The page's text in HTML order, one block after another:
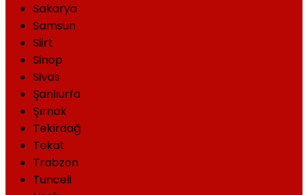
Sakarya
Samsun
Siirt
Sinop
Sivas
Şanlıurfa
Şırnak
Tekirdağ
Tokat
Trabzon
Tunceli